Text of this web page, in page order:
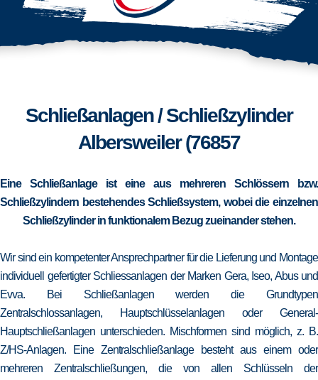
Schließanlagen / Schließzylinder
Albersweiler (76857
Eine Schließanlage ist eine aus mehreren Schlössern bzw.
Schließzylindern bestehendes Schließsystem, wobei die einzelnen
Schließzylinder in funktionalem Bezug zueinander stehen.
Wir sind ein kompetenter Ansprechpartner für die Lieferung und Montage
individuell gefertigter Schliessanlagen der Marken Gera, Iseo, Abus und
Evva. Bei Schließanlagen werden die Grundtypen
Zentralschlossanlagen, Hauptschlüsselanlagen oder General-
Hauptschließanlagen unterschieden. Mischformen sind möglich, z. B.
Z/HS-Anlagen. Eine Zentralschließanlage besteht aus einem oder
mehreren Zentralschließungen, die von allen Schlüsseln der